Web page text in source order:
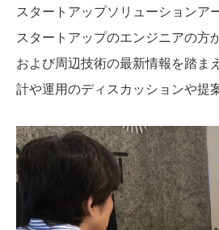
スタートアップソリューションア
スタートアップのエンジニアの方
および周辺技術の最新情報を踏ま
計や運用のディスカッションや提